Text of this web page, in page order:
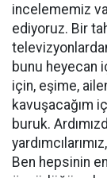
incelememiz
ediyoruz. Bir
bunu heyecan
için, eşime,
kavuşacağım
buruk.
Ben hepsinin